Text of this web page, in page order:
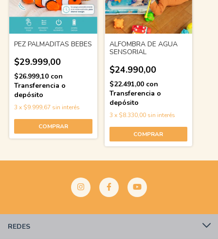
PEZ PALMADITAS BEBES
$29.999,00
$26.999,10 con
Transferencia o
depósito
3 x $9.999,67 sin interés
COMPRAR
ALFOMBRA DE AGUA
SENSORIAL
$24.990,00
$22.491,00 con
Transferencia o
depósito
3 x $8.330,00 sin interés
REDES